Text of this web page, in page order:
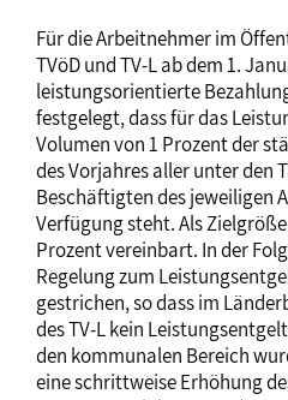
Für die Arbeitnehmer im
TVöD und TV-L ab dem 1.
leistungsorientierte
festgelegt, dass für das
Volumen von 1 Prozent der
des Vorjahres aller unter den
Beschäftigten des jeweiligen
Verfügung steht. Als
Prozent vereinbart. In der
Regelung zum
gestrichen, so dass im
des TV-L kein
den kommunalen Bereich
eine schrittweise Erhöhung